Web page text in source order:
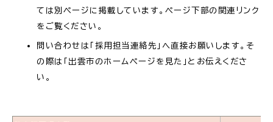
ふるさと納税
ては別ページに掲載しています。ページ下部の関連リンク
をご覧ください。
問い合わせは「採用担当連絡先」へ直接お願いします。そ
の際は「出雲市のホームページを見た」とお伝えくださ
い。